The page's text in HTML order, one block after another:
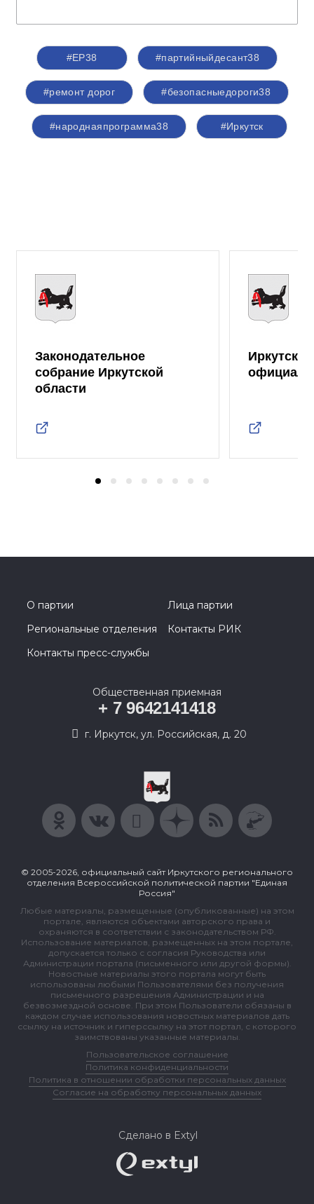
#ЕР38 #партийныйдесант38
#ремонт дорог #безопасныедороги38
#народнаяпрограмма38 #Иркутск
Законодательное
собрание Иркутской
области
О партии
Лица партии
Региональные отделения
Контакты РИК
Контакты пресс-службы
Общественная приемная
+ 7 9642141418
г. Иркутск, ул. Российская, д. 20
© 2005-2026, официальный сайт Иркутского регионального
отделения Всероссийской политической партии "Единая
Россия"
Любые материалы, размещенные (опубликованные) на этом
портале, являются объектами авторского права и
охраняются в соответствии с законодательством РФ.
Использование материалов, размещенных на этом портале,
допускается только с согласия Руководства или
Администрации портала (письменного или другой формы).
Новостные материалы этого портала могут быть
использованы любыми Пользователями без получения
письменного разрешения Администрации и на
безвозмездной основе. При этом Пользователи обязаны в
каждом случае использования новостных материалов дать
ссылку на источник и гиперссылку на этот портал, с которого
заимствованы указанные материалы.
Пользовательское соглашение
Политика конфиденциальности
Политика в отношении обработки персональных данных
Согласие на обработку персональных данных
Сделано в Extyl